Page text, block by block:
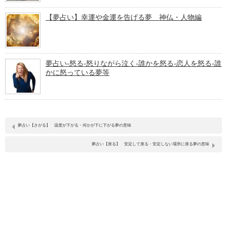
【夢占い】幸運や金運を告げる夢 神仏・人物編
夢占い-怒る-怒りながら泣く-誰かを怒る-恋人を怒る-誰
かに怒っている夢等
夢占い【さがる】 温度が下がる・何かが下に下がる夢の意味
夢占い【座る】 安定して座る・安定しない場所に座る夢の意味